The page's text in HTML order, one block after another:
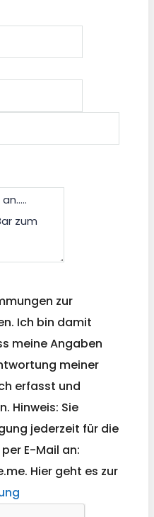
zur
Ich bin damit
meine Angaben
meiner
erfasst und
Hinweis: Sie
jederzeit für die
E-Mail an:
Hier geht es zur